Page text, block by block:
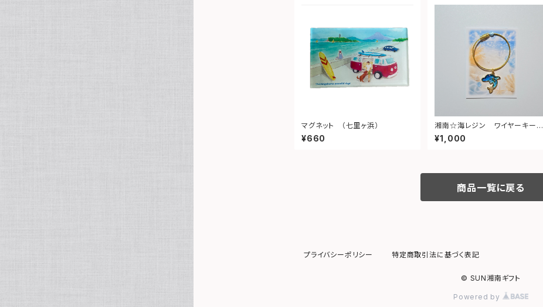
マグネット （七里ヶ浜）
¥660
湘南☆海レジン ワイヤーキーホ
ルダー（イルカ）④
¥1,000
商品一覧に戻る
プライバシーポリシー 特定商取引法に基づく表記
© SUN湘南ギフト
Powered by